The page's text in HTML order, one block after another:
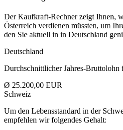
Der Kaufkraft-Rechner zeigt Ihnen,
Österreich verdienen müssten, um
den Sie aktuell in in Deutschland
Deutschland
Durchschnittlicher Jahres-Bruttolohn
Ø 25.200,00 EUR
Schweiz
Um den Lebensstandard in der
empfehlen wir folgendes Gehalt: